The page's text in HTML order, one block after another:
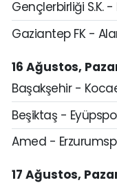
Gençlerbirliği S.K.
Gaziantep FK -
16 Ağustos,
Başakşehir -
Beşiktaş -
Amed -
17 Ağustos,